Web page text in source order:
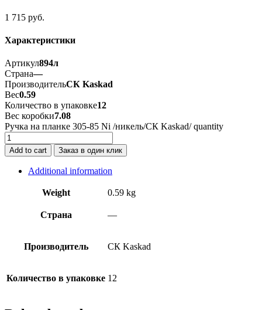
1 715 руб.
Характеристики
Артикул894л
Страна—
ПроизводительCК Kaskad
Вес0.59
Количество в упаковке12
Вес коробки7.08
Ручка на планке 305-85 Ni /никель/CК Kaskad/ quantity
Add to cart Заказ в один клик
Additional information
Weight 0.59 kg
Страна —
Производитель CК Kaskad
Количество в упаковке 12